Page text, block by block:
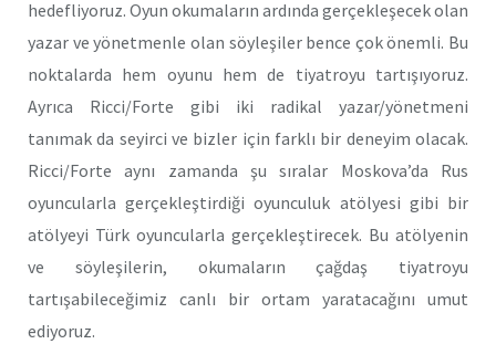
hedefliyoruz. Oyun okumaların ardında gerçekleşecek olan
yazar ve yönetmenle olan söyleşiler bence çok önemli. Bu
noktalarda hem oyunu hem de tiyatroyu tartışıyoruz.
Ayrıca Ricci/Forte gibi iki radikal yazar/yönetmeni
tanımak da seyirci ve bizler için farklı bir deneyim olacak.
Ricci/Forte aynı zamanda şu sıralar Moskova’da Rus
oyuncularla gerçekleştirdiği oyunculuk atölyesi gibi bir
atölyeyi Türk oyuncularla gerçekleştirecek. Bu atölyenin
ve söyleşilerin, okumaların çağdaş tiyatroyu
tartışabileceğimiz canlı bir ortam yaratacağını umut
ediyoruz.